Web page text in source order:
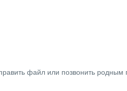
файл или позвонить родным